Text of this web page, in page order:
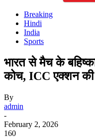
Breaking
Hindi
India
Sports
भारत से मैच के
कोच, ICC एक्शन की
By
admin
-
February 2, 2026
160